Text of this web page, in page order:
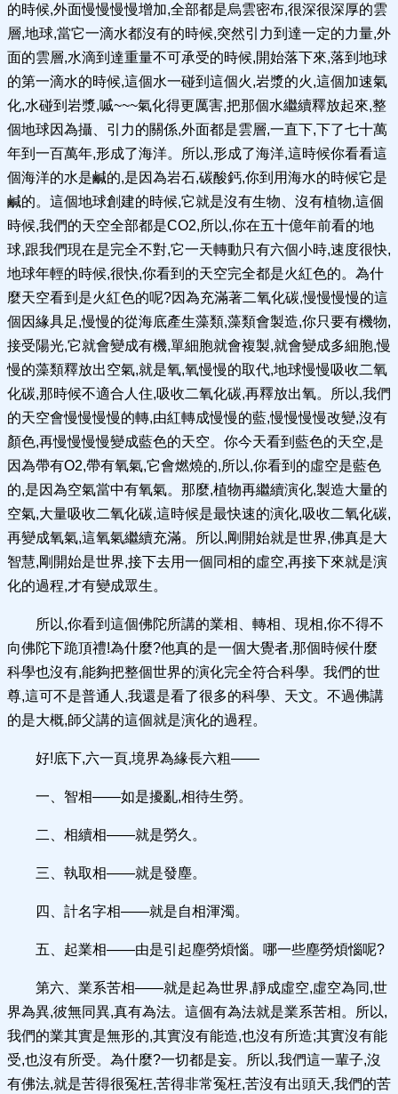
的時候,外面慢慢慢慢增加,全部都是烏雲密布,很深很深厚的雲
層,地球,當它一滴水都沒有的時候,突然引力到達一定的力量,外
面的雲層,水滴到達重量不可承受的時候,開始落下來,落到地球
的第一滴水的時候,這個水一碰到這個火,岩漿的火,這個加速氣
化,水碰到岩漿,嘁~~~氣化得更厲害,把那個水繼續釋放起來,整
個地球因為攝、引力的關係,外面都是雲層,一直下,下了七十萬
年到一百萬年,形成了海洋。所以,形成了海洋,這時候你看看這
個海洋的水是鹹的,是因為岩石,碳酸鈣,你到用海水的時候它是
鹹的。這個地球創建的時候,它就是沒有生物、沒有植物,這個
時候,我們的天空全部都是CO2,所以,你在五十億年前看的地
球,跟我們現在是完全不對,它一天轉動只有六個小時,速度很快,
地球年輕的時候,很快,你看到的天空完全都是火紅色的。為什
麼天空看到是火紅色的呢?因為充滿著二氧化碳,慢慢慢慢的這
個因緣具足,慢慢的從海底產生藻類,藻類會製造,你只要有機物,
接受陽光,它就會變成有機,單細胞就會複製,就會變成多細胞,慢
慢的藻類釋放出空氣,就是氧,氧慢慢的取代,地球慢慢吸收二氧
化碳,那時候不適合人住,吸收二氧化碳,再釋放出氧。所以,我們
的天空會慢慢慢慢的轉,由紅轉成慢慢的藍,慢慢慢慢改變,沒有
顏色,再慢慢慢慢變成藍色的天空。你今天看到藍色的天空,是
因為帶有O2,帶有氧氣,它會燃燒的,所以,你看到的虛空是藍色
的,是因為空氣當中有氧氣。那麼,植物再繼續演化,製造大量的
空氣,大量吸收二氧化碳,這時候是最快速的演化,吸收二氧化碳,
再變成氧氣,這氧氣繼續充滿。所以,剛開始就是世界,佛真是大
智慧,剛開始是世界,接下去用一個同相的虛空,再接下來就是演
化的過程,才有變成眾生。
所以,你看到這個佛陀所講的業相、轉相、現相,你不得不
向佛陀下跪頂禮!為什麼?他真的是一個大覺者,那個時候什麼
科學也沒有,能夠把整個世界的演化完全符合科學。我們的世
尊,這可不是普通人,我還是看了很多的科學、天文。不過佛講
的是大概,師父講的這個就是演化的過程。
好!底下,六一頁,境界為緣長六粗——
一、智相——如是擾亂,相待生勞。
二、相續相——就是勞久。
三、執取相——就是發塵。
四、計名字相——就是自相渾濁。
五、起業相——由是引起塵勞煩惱。哪一些塵勞煩惱呢?
第六、業系苦相——就是起為世界,靜成虛空,虛空為同,世
界為異,彼無同異,真有為法。這個有為法就是業系苦相。所以,
我們的業其實是無形的,其實沒有能造,也沒有所造;其實沒有能
受,也沒有所受。為什麼?一切都是妄。所以,我們這一輩子,沒
有佛法,就是苦得很冤枉,苦得非常冤枉,苦沒有出頭天,我們的苦